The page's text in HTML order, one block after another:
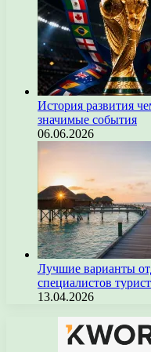
История развития
значимые события
06.06.2026
Лучшие варианты
специалистов
13.04.2026